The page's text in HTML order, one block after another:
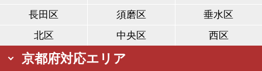
長田区
須磨区
垂水区
北区
中央区 西区
京都府対応エリア